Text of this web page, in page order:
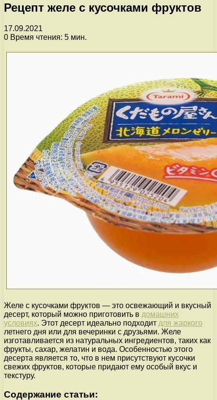
Рецепт желе с кусочками фруктов
17.09.2021
0 Время чтения: 5 мин.
Желе с кусочками фруктов — это освежающий и вкусный
десерт, который можно приготовить в домашних
условиях. Этот десерт идеально подходит для жаркого
летнего дня или для вечеринки с друзьями. Желе
изготавливается из натуральных ингредиентов, таких как
фрукты, сахар, желатин и вода. Особенностью этого
десерта является то, что в нем присутствуют кусочки
свежих фруктов, которые придают ему особый вкус и
текстуру.
Содержание статьи: